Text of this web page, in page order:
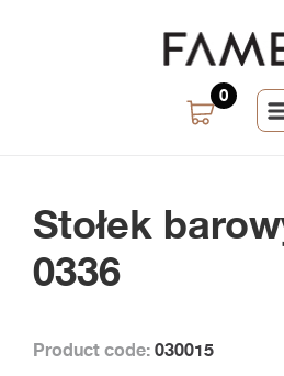
0
Stołek
0336
Product code: 030015